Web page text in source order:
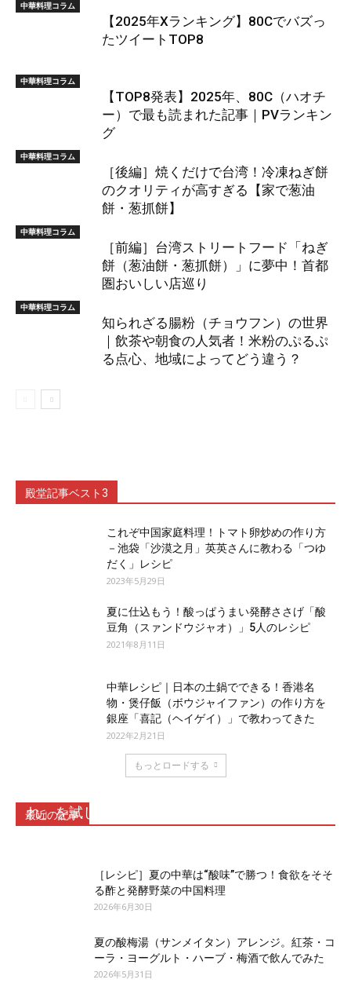
中華料理コラム
【2025年Xランキング】80Cでバズっ
たツイートTOP8
中華料理コラム
【TOP8発表】2025年、80C（ハオチ
ー）で最も読まれた記事｜PVランキン
グ
中華料理コラム
［後編］焼くだけで台湾！冷凍ねぎ餅
のクオリティが高すぎる【家で葱油
餅・葱抓餅】
中華料理コラム
［前編］台湾ストリートフード「ねぎ
餅（葱油餅・葱抓餅）」に夢中！首都
圏おいしい店巡り
中華料理コラム
知られざる腸粉（チョウフン）の世界
｜飲茶や朝食の人気者！米粉のぷるぷ
る点心、地域によってどう違う？
殿堂記事ベスト3
これぞ中国家庭料理！トマト卵炒めの作り方
－池袋「沙漠之月」英英さんに教わる「つゆ
だく」レシピ
2023年5月29日
夏に仕込もう！酸っぱうまい発酵ささげ「酸
豆角（スァンドウジャオ）」5人のレシピ
2021年8月11日
中華レシピ｜日本の土鍋でできる！香港名
物・煲仔飯（ボウジャイファン）の作り方を
銀座「喜記（ヘイゲイ）」で教わってきた
2022年2月21日
もっとロードする
最近の記事
れ」を試してみた
［レシピ］夏の中華は“酸味”で勝つ！食欲をそそ
る酢と発酵野菜の中国料理
2026年6月30日
夏の酸梅湯（サンメイタン）アレンジ。紅茶・コ
ーラ・ヨーグルト・ハーブ・梅酒で飲んでみた
2026年5月31日